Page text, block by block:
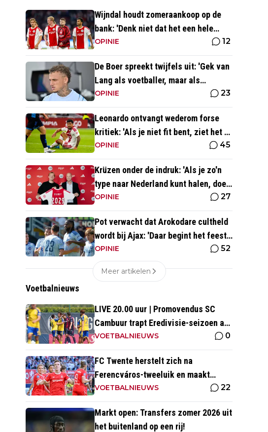
Wijndal houdt zomeraankoop op de
bank: 'Denk niet dat het een hele
goede verdediger is'
OPINIE 12
De Boer spreekt twijfels uit: 'Gek van
Lang als voetballer, maar als
persoonlijkheid niet'
OPINIE 23
Leonardo ontvangt wederom forse
kritiek: 'Als je niet fit bent, ziet het er
best wel slecht uit'
OPINIE 45
Krüzen onder de indruk: 'Als je zo'n
type naar Nederland kunt halen, doe
je iets goed'
OPINIE 27
Pot verwacht dat Arokodare cultheld
wordt bij Ajax: 'Daar begint het feest
eigenlijk al'
OPINIE 52
Meer artikelen
Voetbalnieuws
LIVE 20.00 uur | Promovendus SC
Cambuur trapt Eredivisie-seizoen af
tegen Excelsior
VOETBALNIEUWS 0
FC Twente herstelt zich na
Ferencváros-tweeluik en maakt
gehakt van Slowaakse opponent
VOETBALNIEUWS 22
Markt open: Transfers zomer 2026 uit
het buitenland op een rij!